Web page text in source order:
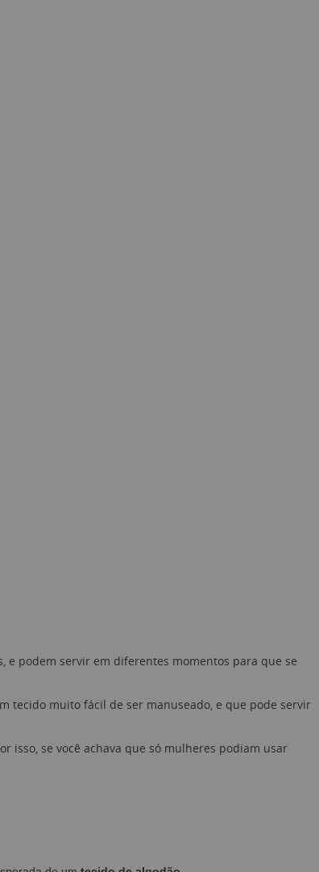
e podem servir em diferentes momentos para que se
tecido muito fácil de ser manuseado, e que pode servir
isso, se você achava que só mulheres podiam usar